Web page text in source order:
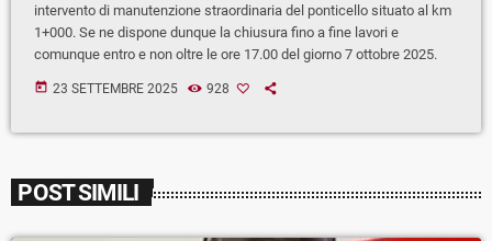
intervento di manutenzione straordinaria del ponticello situato al km
1+000. Se ne dispone dunque la chiusura fino a fine lavori e
comunque entro e non oltre le ore 17.00 del giorno 7 ottobre 2025.
today 23 SETTEMBRE 2025 928
POST SIMILI